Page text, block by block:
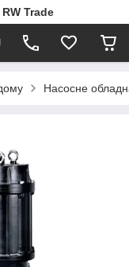
Trade
Насосне